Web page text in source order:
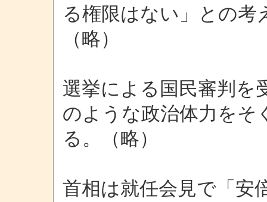
る権限はない」との考
（略）
選挙による国民審判を
のような政治体力をそ
る。（略）
首相は就任会見で「安